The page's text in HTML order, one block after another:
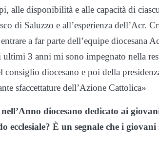
alle disponibilità e alle capacità di
di Saluzzo e all’esperienza dell’Acr.
a far parte dell’equipe diocesana
3 anni mi sono impegnato nella
diocesano e poi della
sfaccettature dell’Azione Cattolica»
diocesano dedicato ai
ecclesiale? È un segnale che i giovani